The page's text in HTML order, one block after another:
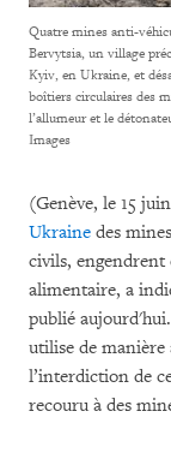
Quatre mines anti-
Bervytsia, un village
Kyiv, en Ukraine, et
boîtiers circulaires des
l’allumeur et le
Images
(Genève, le 15
Ukraine des
civils,
alimentaire, a
publié
utilise de manière
l’interdiction de
recouru à des